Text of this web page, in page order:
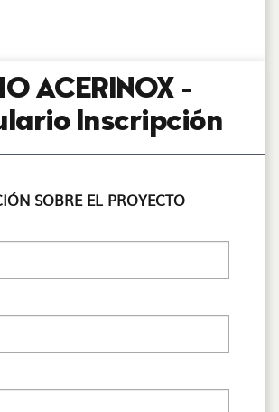
ACERINOX -
Inscripción
SOBRE EL PROYECTO